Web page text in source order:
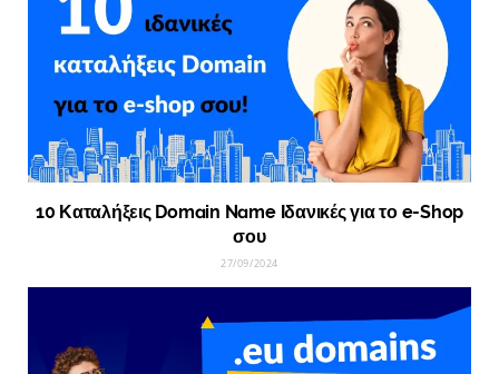
10 Καταλήξεις Domain Name Ιδανικές για το e-Shop
σου
27/09/2024